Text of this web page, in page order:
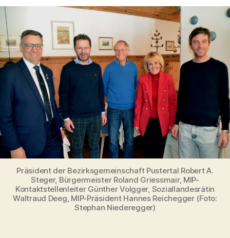
Präsident der Bezirksgemeinschaft Pustertal Robert A.
Steger, Bürgermeister Roland Griessmair, MIP-
Kontaktstellenleiter Günther Volgger, Soziallandesrätin
Waltraud Deeg, MIP-Präsident Hannes Reichegger (Foto:
Stephan Niederegger)